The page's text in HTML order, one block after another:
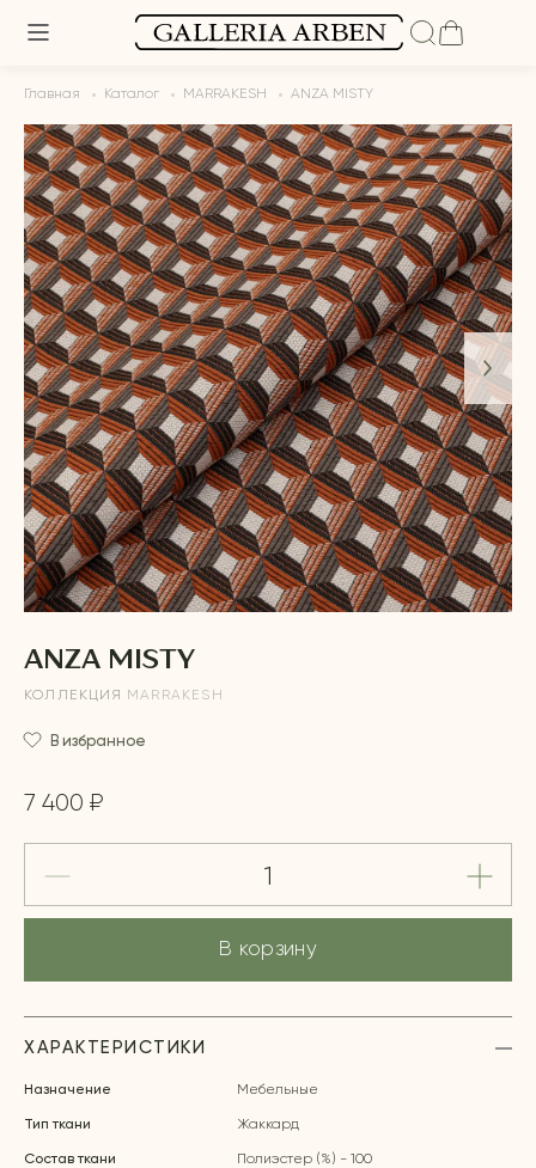
Главная Каталог MARRAKESH ANZA MISTY
ANZA MISTY
КОЛЛЕКЦИЯ MARRAKESH
В избранное
7 400 ₽
В корзину
ХАРАКТЕРИСТИКИ
Назначение Мебельные
Тип ткани Жаккард
Состав ткани Полиэстер (%) - 100